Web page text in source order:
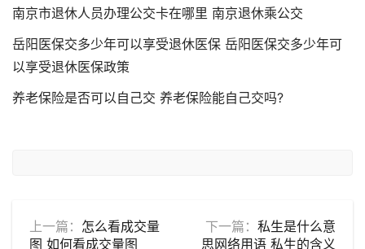
南京市退休人员办理公交卡在哪里 南京退休乘公交
岳阳医保交多少年可以享受退休医保 岳阳医保交多少年可
以享受退休医保政策
养老保险是否可以自己交 养老保险能自己交吗?
上一篇： 怎么看成交量
图 如何看成交量图
下一篇： 私生是什么意
思网络用语 私生的含义